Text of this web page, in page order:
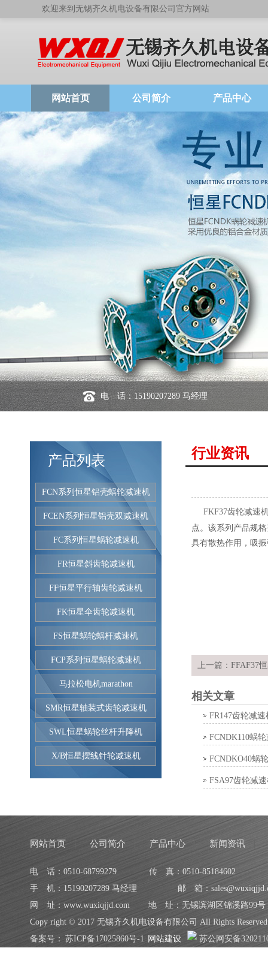
欢迎来到无锡齐久机电设备有限公司官方网站
网站首页 公司简介 产品中心
电 话：15190207289 马经理
产品列表
FCN系列恒星铝壳蜗轮减速机
FCEN系列恒星铝壳双减速机
FC系列恒星蜗轮减速机
FR恒星斜齿轮减速机
FF恒星平行轴齿轮减速机
FK恒星伞齿轮减速机
FS恒星蜗轮蜗杆减速机
FCP系列恒星蜗轮减速机
马拉松电机marathon
SMR恒星轴装式齿轮减速机
SWL恒星蜗轮丝杆升降机
X/B恒星摆线针轮减速机
行业资讯
FKF37齿轮减速
点。该系列产品规
具有散热作用，吸
上一篇： FFAF37
相关文章
FR147齿轮减速
FCNDK110蜗
FCNDKO40蜗
FSA97齿轮减
网站首页 公司简介 产品中心 新闻资讯
电 话：0510-68799279
传 真：0510-85184602
手 机：15190207289 马经理
邮 箱：
网 址：www.wuxiqjjd.com
地 址：无锡滨湖区锦溪路99号
Copy right © 2017 无锡齐久机电设备有限公司 All Rights Reserved
备案号： 苏ICP备17025860号-1 网站建设 苏公网安备